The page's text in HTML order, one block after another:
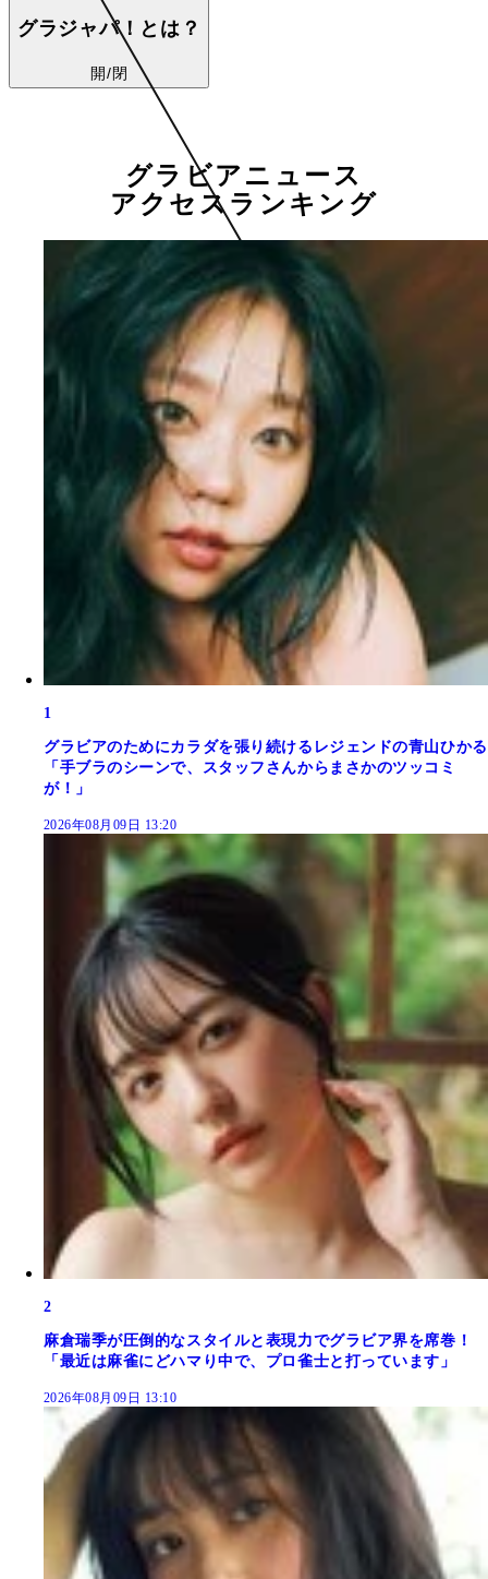
グラジャパ！とは？
開/閉
グラビアニュース
アクセスランキング
1
グラビアのためにカラダを張り続けるレジェンドの青山ひかる
「手ブラのシーンで、スタッフさんからまさかのツッコミ
が！」
2026年08月09日 13:20
2
麻倉瑞季が圧倒的なスタイルと表現力でグラビア界を席巻！
「最近は麻雀にどハマり中で、プロ雀士と打っています」
2026年08月09日 13:10